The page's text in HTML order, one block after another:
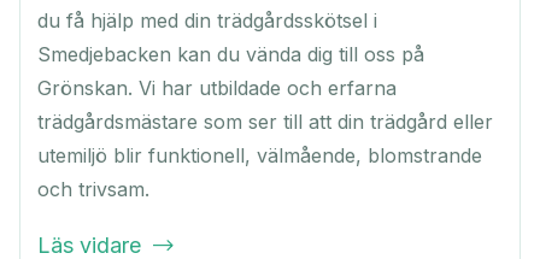
du få hjälp med din trädgårdsskötsel i
Smedjebacken kan du vända dig till oss på
Grönskan. Vi har utbildade och erfarna
trädgårdsmästare som ser till att din trädgård eller
utemiljö blir funktionell, välmående, blomstrande
och trivsam.
Läs vidare 